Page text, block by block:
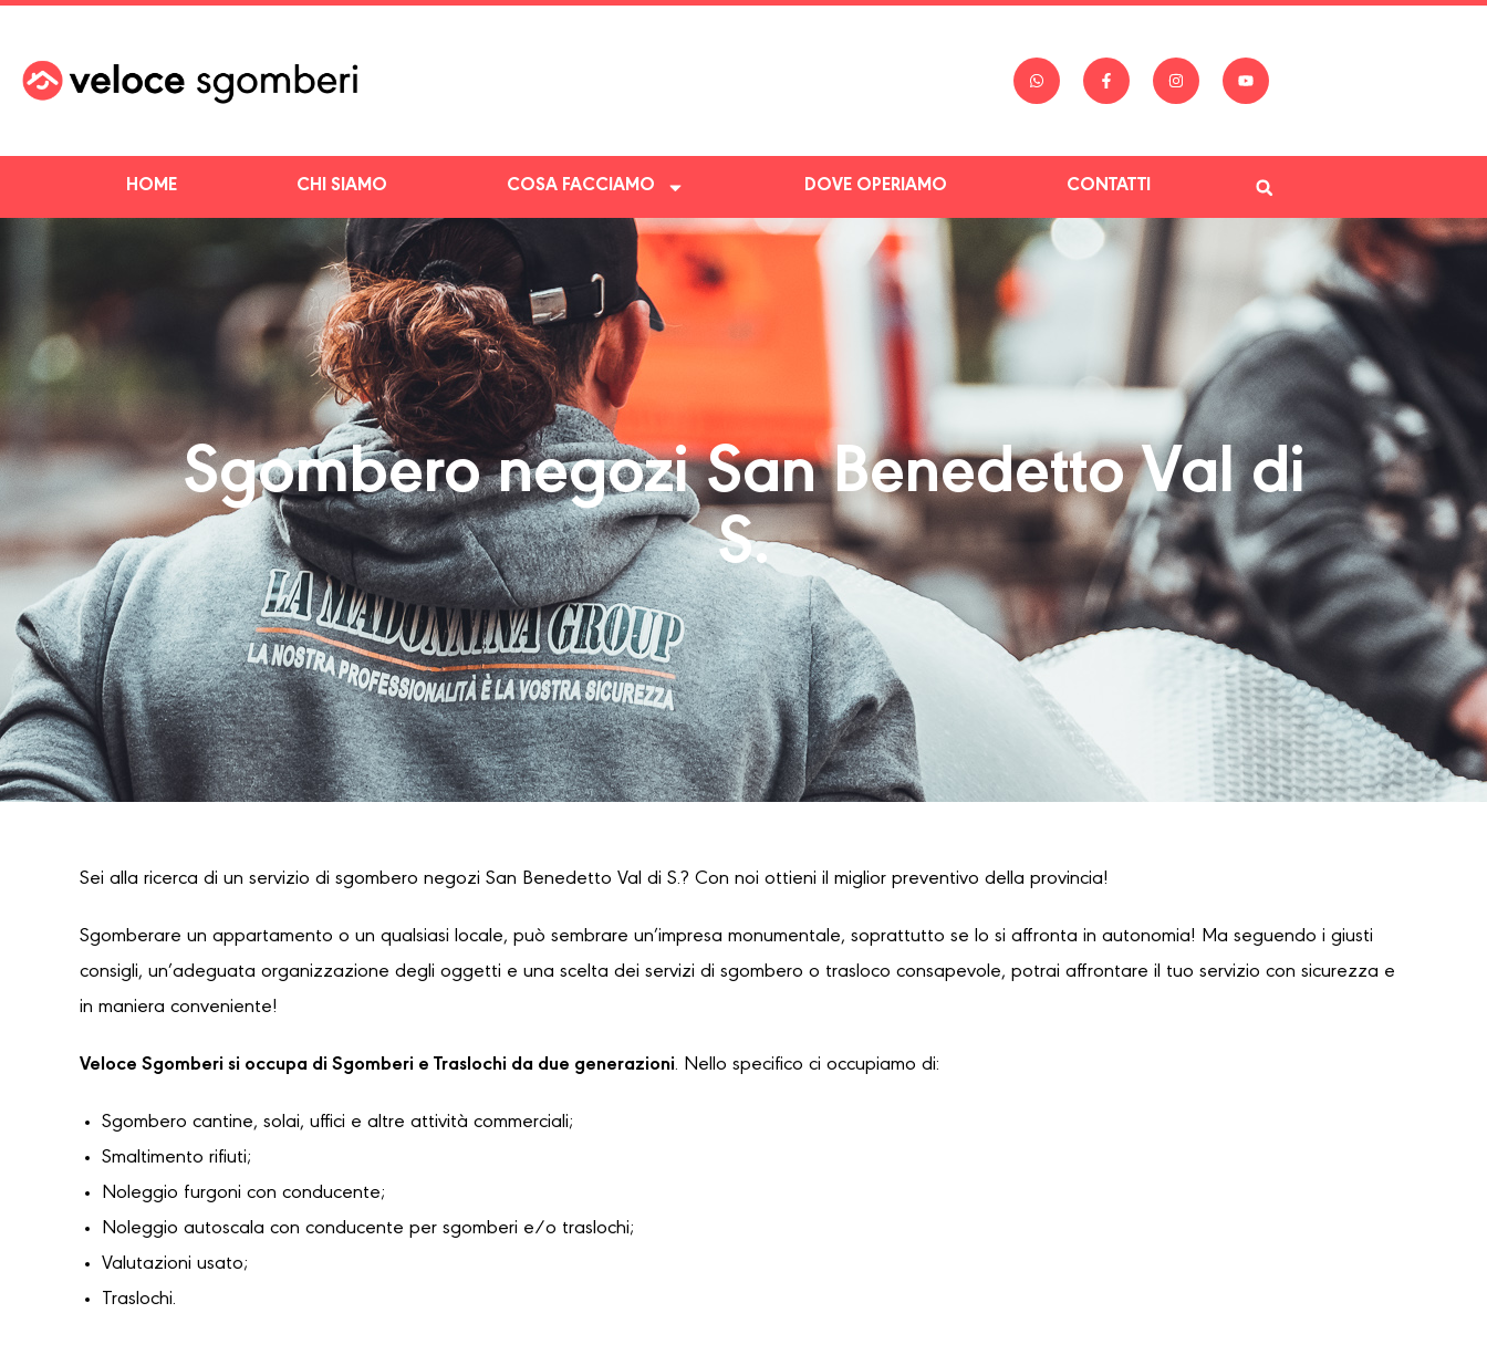
HOME CHI SIAMO COSA FACCIAMO DOVE OPERIAMO CONTATTI
Sgombero negozi San Benedetto Val di
S.
Sei alla ricerca di un servizio di sgombero negozi San Benedetto Val di S.? Con noi ottieni il miglior preventivo della provincia!
Sgomberare un appartamento o un qualsiasi locale, può sembrare un’impresa monumentale, soprattutto se lo si affronta in autonomia! Ma seguendo i giusti
consigli, un’adeguata organizzazione degli oggetti e una scelta dei servizi di sgombero o trasloco consapevole, potrai affrontare il tuo servizio con sicurezza e
in maniera conveniente!
Veloce Sgomberi si occupa di Sgomberi e Traslochi da due generazioni. Nello specifico ci occupiamo di:
Sgombero cantine, solai, uffici e altre attività commerciali;
Smaltimento rifiuti;
Noleggio furgoni con conducente;
Noleggio autoscala con conducente per sgomberi e/o traslochi;
Valutazioni usato;
Traslochi.